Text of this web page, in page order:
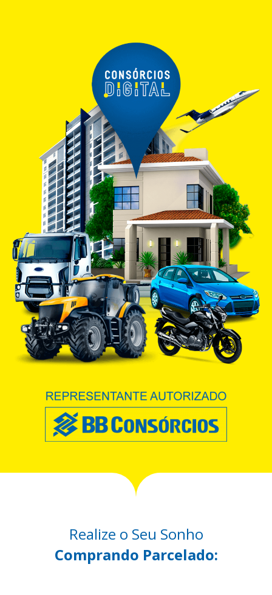
Realize o Seu Sonho
Comprando Parcelado: